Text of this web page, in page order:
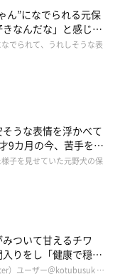
嬉しく思ったそうで
ん”になでられる元保
なんだな」と感じる
でられて、うれしそうな表
うな表情を浮かべて
9カ月の今、苦手を克
長！
子を見せていた元野犬の保
ついて甘えるチワ
りをし「健康で穏や
ほしい」と願う
）ユーザー＠kotubusuk …